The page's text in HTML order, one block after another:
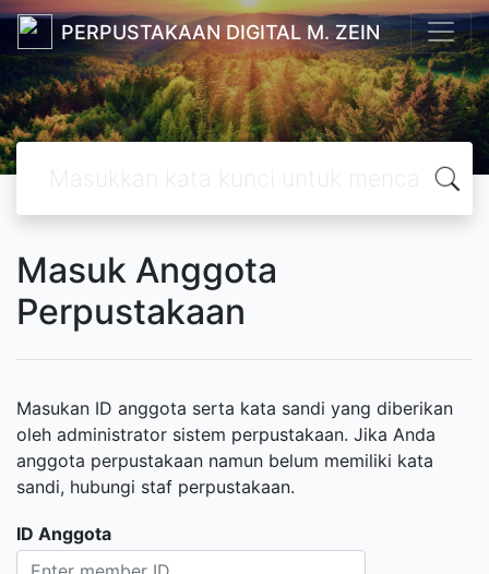
PERPUSTAKAAN DIGITAL M. ZEIN
Masuk Anggota
Perpustakaan
Masukan ID anggota serta kata sandi yang diberikan
oleh administrator sistem perpustakaan. Jika Anda
anggota perpustakaan namun belum memiliki kata
sandi, hubungi staf perpustakaan.
ID Anggota